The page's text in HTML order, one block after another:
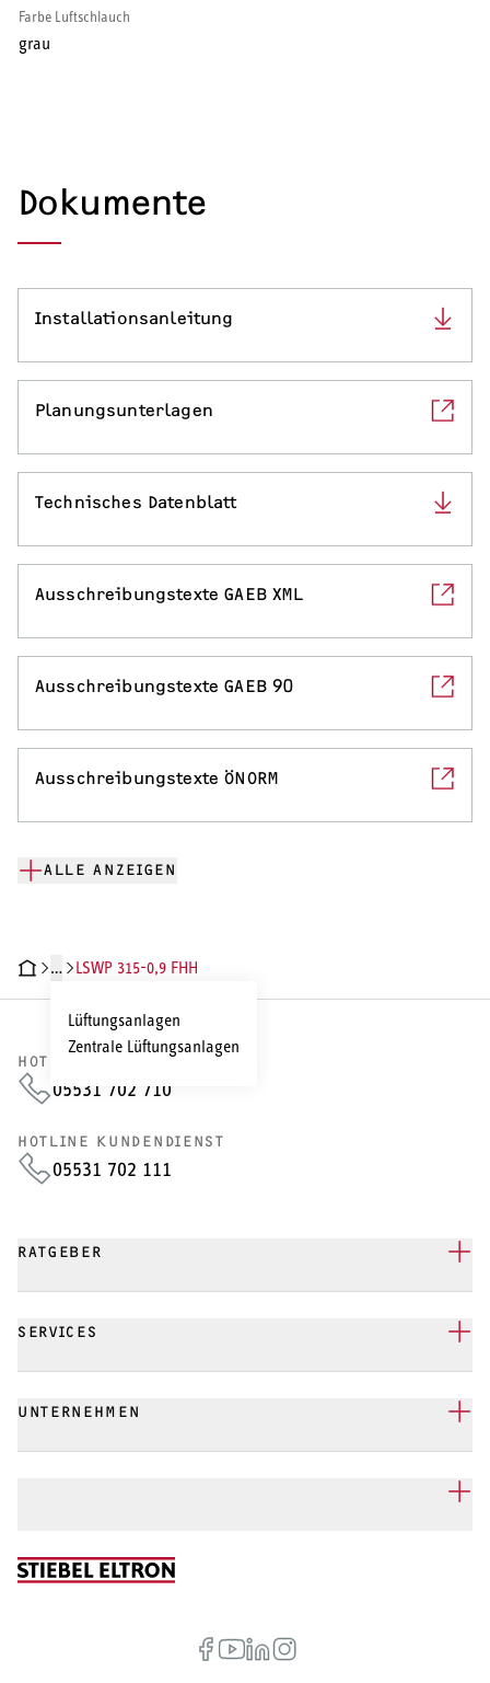
LÜFTEN
SERVICE
Serviceleistungen
Farbe Luftschlauch
grau
Dokumente
Installationsanleitung
Planungsunterlagen
Technisches Datenblatt
Ausschreibungstexte GAEB XML
Ausschreibungstexte GAEB 90
Ausschreibungstexte ÖNORM
ALLE ANZEIGEN
DATENDOKUMENTE
…
Lüftungsanlagen
Zentrale Lüftungsanlagen
LSWP 315-0,9 FHH
HOTLINE VERTRIEB
05531 702 710
HOTLINE KUNDENDIENST
05531 702 111
RATGEBER
SERVICES
UNTERNEHMEN